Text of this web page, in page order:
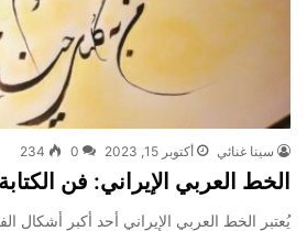
سينا غنائي أكتوبر 15, 2023 0
234
الخط العربي الإيراني: فن
يُعتبر الخط العربي الإيراني أحد أكبر أشكال